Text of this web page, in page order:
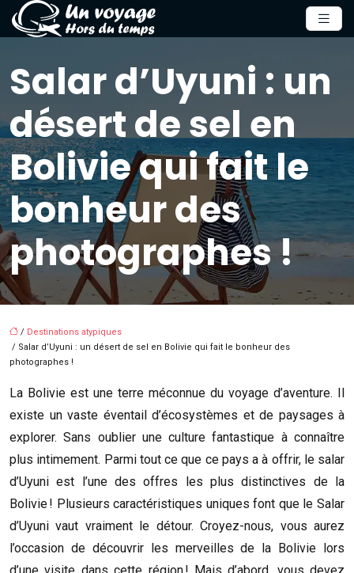
Salar d’Uyuni : un
désert de sel en
Bolivie qui fait le
bonheur des
photographes !
/ Destinations atypiques
/ Salar d’Uyuni : un désert de sel en Bolivie qui fait le bonheur des
photographes !
La Bolivie est une terre méconnue du voyage d’aventure. Il
existe un vaste éventail d’écosystèmes et de paysages à
explorer. Sans oublier une culture fantastique à connaître
plus intimement. Parmi tout ce que ce pays a à offrir, le salar
d’Uyuni est l’une des offres les plus distinctives de la
Bolivie ! Plusieurs caractéristiques uniques font que le Salar
d’Uyuni vaut vraiment le détour. Croyez-nous, vous aurez
l’occasion de découvrir les merveilles de la Bolivie lors